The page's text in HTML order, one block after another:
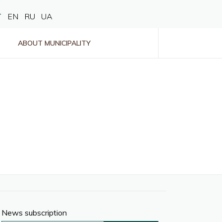
EN RU UA
ABOUT MUNICIPALITY
News subscription